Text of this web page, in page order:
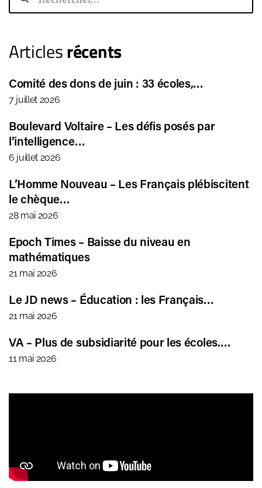
Articlesrécents
Comité des dons de juin : 33 écoles,…
7 juillet 2026
Boulevard Voltaire – Les défis posés par
l’intelligence…
6 juillet 2026
L’Homme Nouveau – Les Français plébiscitent
le chèque…
28 mai 2026
Epoch Times – Baisse du niveau en
mathématiques
21 mai 2026
Le JD news – Éducation : les Français…
21 mai 2026
VA – Plus de subsidiarité pour les écoles.…
11 mai 2026